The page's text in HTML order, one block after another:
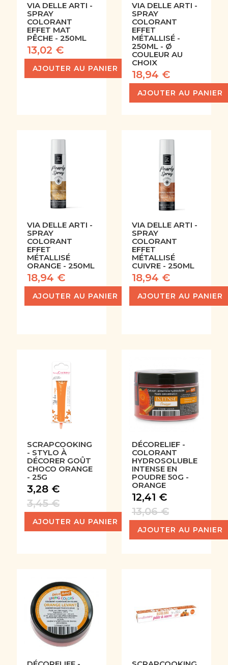
VIA DELLE ARTI -
SPRAY
COLORANT
EFFET MAT
PÊCHE - 250ML
13,02 €
AJOUTER AU PANIER
VIA DELLE ARTI -
SPRAY
COLORANT
EFFET
MÉTALLISÉ -
250ML - Ø
COULEUR AU
CHOIX
18,94 €
AJOUTER AU PANIER
VIA DELLE ARTI -
SPRAY
COLORANT
EFFET
MÉTALLISÉ
ORANGE - 250ML
18,94 €
AJOUTER AU PANIER
VIA DELLE ARTI -
SPRAY
COLORANT
EFFET
MÉTALLISÉ
CUIVRE - 250ML
18,94 €
AJOUTER AU PANIER
SCRAPCOOKING
- STYLO À
DÉCORER GOÛT
CHOCO ORANGE
- 25G
3,28 €
3,45 €
AJOUTER AU PANIER
DÉCORELIEF -
COLORANT
HYDROSOLUBLE
INTENSE EN
POUDRE 50G -
ORANGE
12,41 €
13,06 €
AJOUTER AU PANIER